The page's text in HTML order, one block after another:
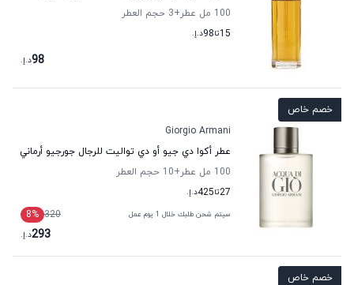
100 مل عطر
+3
حجم العطر
15تا98د.إ.
98د.إ.
خصم خاص
Giorgio Armani
عطر أكوا دي جيو أو دي تواليت للرجال جورجيو أرماني
100 مل عطر
+10
حجم العطر
27تا425د.إ.
سيتم شحن طلبك خلال 1 يوم عمل 320
8%
293د.إ.
خصم خاص